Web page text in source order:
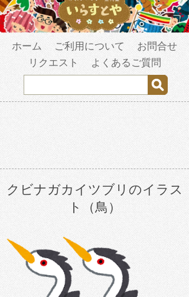
ホーム ご利用について
お問合せ
リクエスト
よくあるご質問
クビナガカイツブリのイラス
ト（鳥）